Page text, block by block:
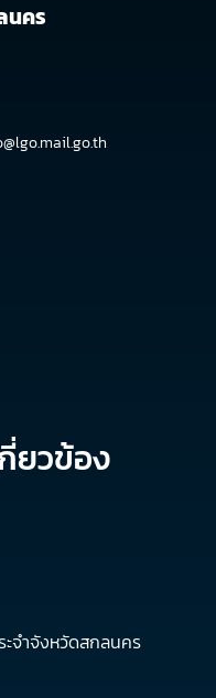
นคร
ยวข้อง
จำจังหวัดสกลนคร